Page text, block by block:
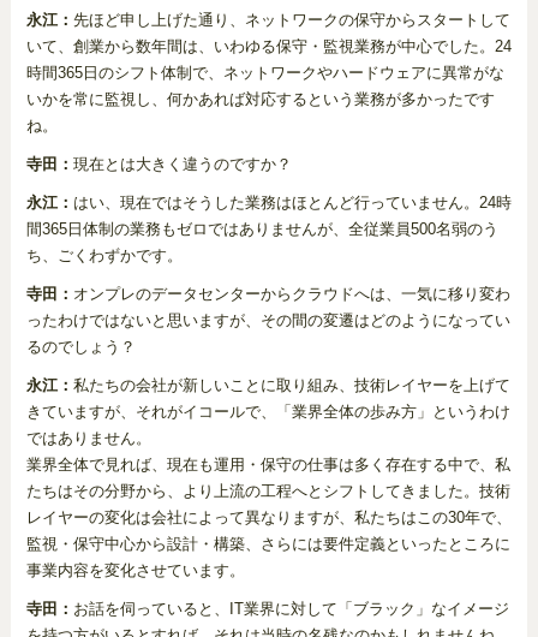
永江： 先ほど申し上げた通り、ネットワークの保守からスタートして
いて、創業から数年間は、いわゆる保守・監視業務が中心でした。24
時間365日のシフト体制で、ネットワークやハードウェアに異常がな
いかを常に監視し、何かあれば対応するという業務が多かったです
ね。
寺田： 現在とは大きく違うのですか？
永江： はい、現在ではそうした業務はほとんど行っていません。24時
間365日体制の業務もゼロではありませんが、全従業員500名弱のう
ち、ごくわずかです。
寺田： オンプレのデータセンターからクラウドへは、一気に移り変わ
ったわけではないと思いますが、その間の変遷はどのようになってい
るのでしょう？
永江： 私たちの会社が新しいことに取り組み、技術レイヤーを上げて
きていますが、それがイコールで、「業界全体の歩み方」というわけ
ではありません。
業界全体で見れば、現在も運用・保守の仕事は多く存在する中で、私
たちはその分野から、より上流の工程へとシフトしてきました。技術
レイヤーの変化は会社によって異なりますが、私たちはこの30年で、
監視・保守中心から設計・構築、さらには要件定義といったところに
事業内容を変化させています。
寺田： お話を伺っていると、IT業界に対して「ブラック」なイメージ